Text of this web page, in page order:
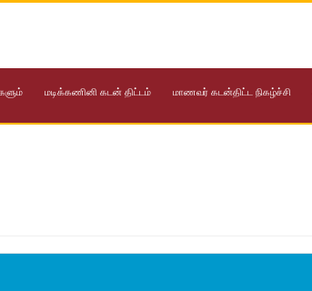
மடிக்கணினி கடன் திட்டம் மாணவர் கடன்திட்ட நிகழ்ச்சி